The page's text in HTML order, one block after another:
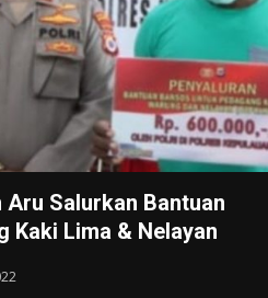
Aru Salurkan Bantuan
Kaki Lima & Nelayan